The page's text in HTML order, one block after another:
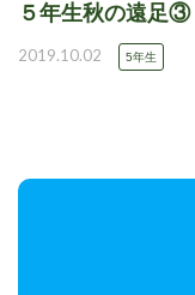
５年生秋の遠足③
2019.10.02 5年生